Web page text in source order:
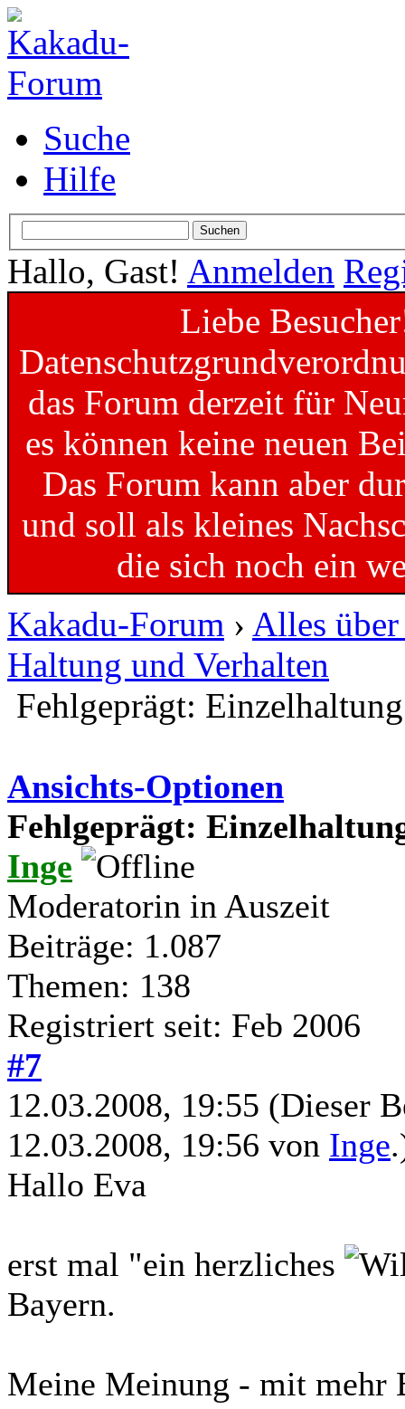
Suche
Hilfe
Hallo, Gast! Anmelden
Liebe
das Forum derzeit für
es können keine neuen
Das Forum kann aber
und soll als kleines
die sich noch ein
Kakadu-Forum › Alles
Haltung und Verhalten
Fehlgeprägt:
Ansichts-Optionen
Fehlgeprägt:
Inge
Moderatorin in Auszeit
Beiträge: 1.087
Themen: 138
Registriert seit: Feb 2006
#7
12.03.2008, 19:55 (Dieser
12.03.2008, 19:56 von Inge
Hallo Eva
erst mal "ein herzliches
Bayern.
Meine Meinung - mit mehr